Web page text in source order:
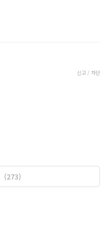
신고 / 차단
(273)